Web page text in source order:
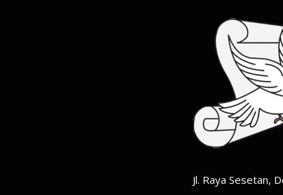
Jl. Raya Sesetan,